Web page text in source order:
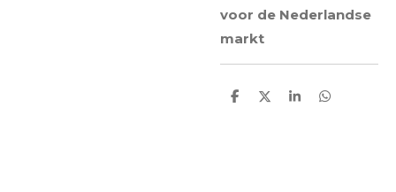
voor de Nederlandse
markt
D
D
S
D